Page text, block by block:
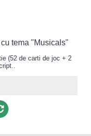
tema "Musicals"
(52 de carti de joc + 2